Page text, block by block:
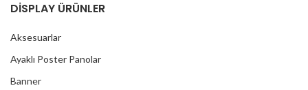
DİSPLAY ÜRÜNLER
Aksesuarlar
Ayaklı Poster Panolar
Banner